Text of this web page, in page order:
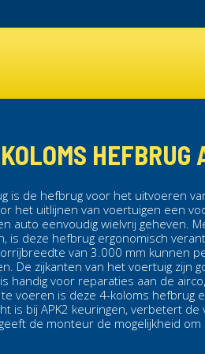
is de hefbrug voor het uitvoeren
het uitlijnen van voertuigen een
auto eenvoudig wielvrij geheven.
is deze hefbrug ergonomisch
van 3.000 mm kunnen
De zijkanten van het voertuig zijn
handig voor reparaties aan de
voeren is deze 4-koloms hefbrug
is bij APK2 keuringen, verbetert
geeft de monteur de mogelijkheid